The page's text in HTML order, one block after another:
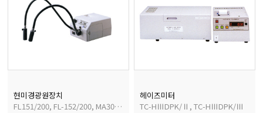
현미경광원장치
FL151/200, FL-152/200, MA305/200
헤이즈미터
TC-HⅢDPK/Ⅱ, TC-HⅢDPK/Ⅲ